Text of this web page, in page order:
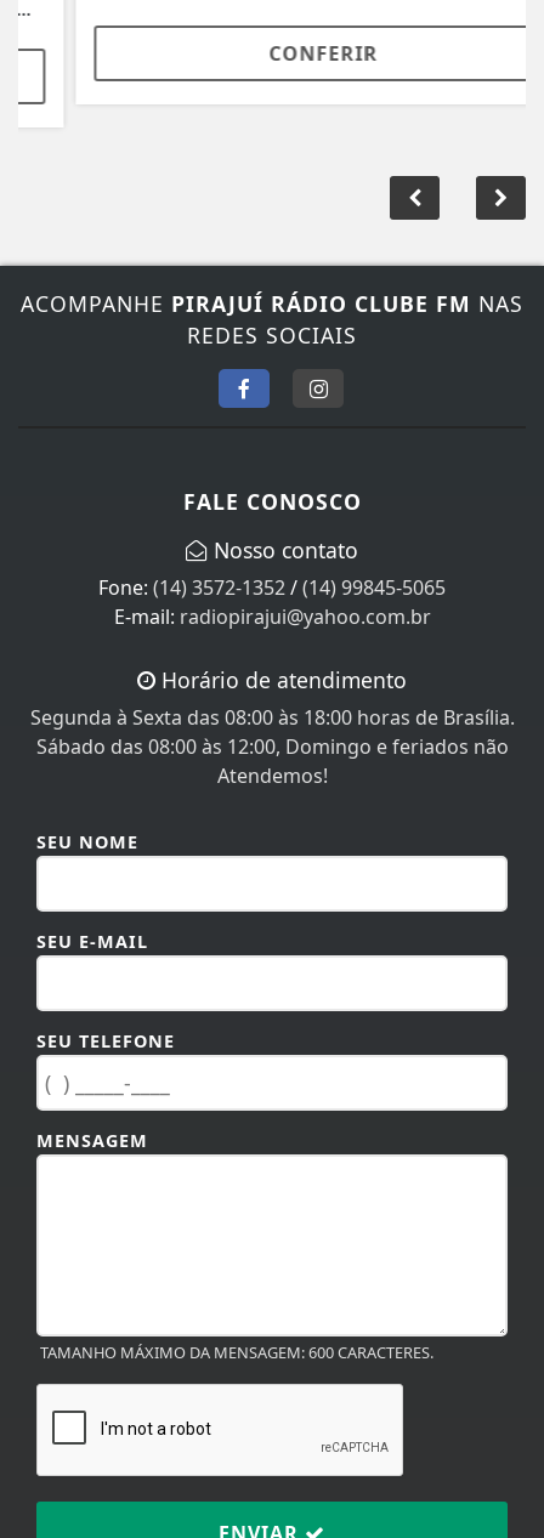
CONFERIR
REDES SOCIAIS
(14) 3572-1352/(14) 99845-5065
E-mail:radiopirajui@yahoo.com.br
Segunda à Sexta das 08:00 às 18:00 horas de Brasília.
Sábado das 08:00 às 12:00, Domingo e feriados não
Atendemos!
SEU E-MAIL
SEU TELEFONE
MENSAGEM
ENVIAR